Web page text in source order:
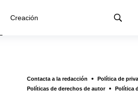
Creación
Contacta a la redacción
Política de
Políticas de derechos de autor
Política